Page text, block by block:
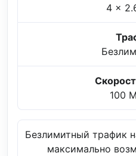
4 x
100
Безлимитный трафик
максимально